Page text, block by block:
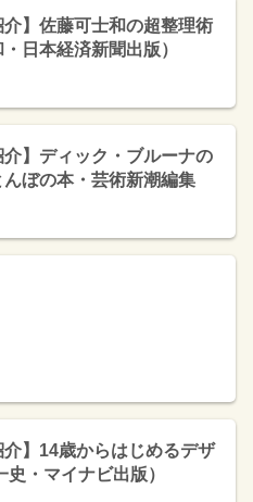
介】佐藤可士和の超整理術
・日本経済新聞出版）
介】ディック・ブルーナの
ぼの本・芸術新潮編集
介】14歳からはじめるデザ
史・マイナビ出版）